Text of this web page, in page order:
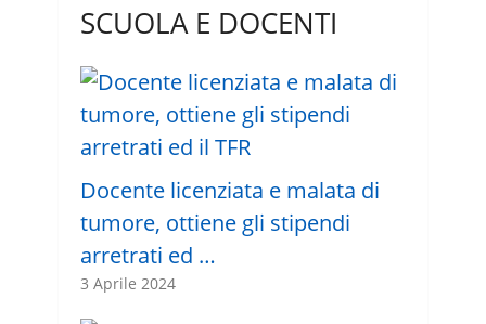
SCUOLA E DOCENTI
Docente licenziata e malata di
tumore, ottiene gli stipendi
arretrati ed …
3 Aprile 2024